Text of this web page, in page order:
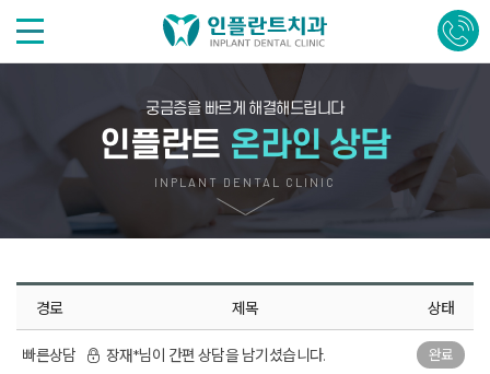
궁금증을 빠르게 해결해드립니다
인플란트 온라인 상담
INPLANT DENTAL CLINIC
경로 제목 상태
빠른상담 장재*님이 간편 상담을 남기셨습니다. 완료